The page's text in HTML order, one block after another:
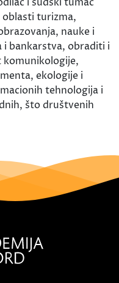
turizma,
nauke i
i bankarstva, obraditi i
komunikologije,
ekologije i
tehnologija i
što društvenih